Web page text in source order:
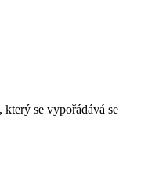
se vypořádává se